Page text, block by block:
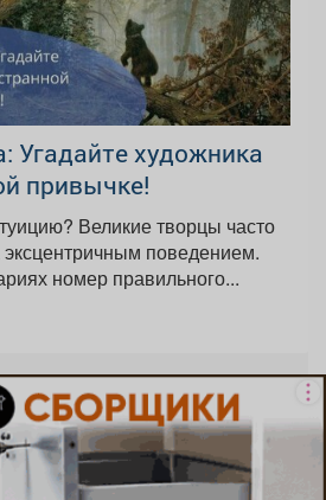
Угадайте художника
привычке!
Великие творцы часто
поведением.
номер правильного...